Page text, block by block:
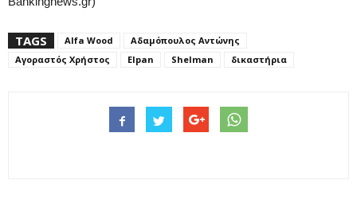
TAGS Alfa Wood
Αδαμόπουλος Αντώνης
Αγοραστός Χρήστος
Elpan Shelman δικαστήρια